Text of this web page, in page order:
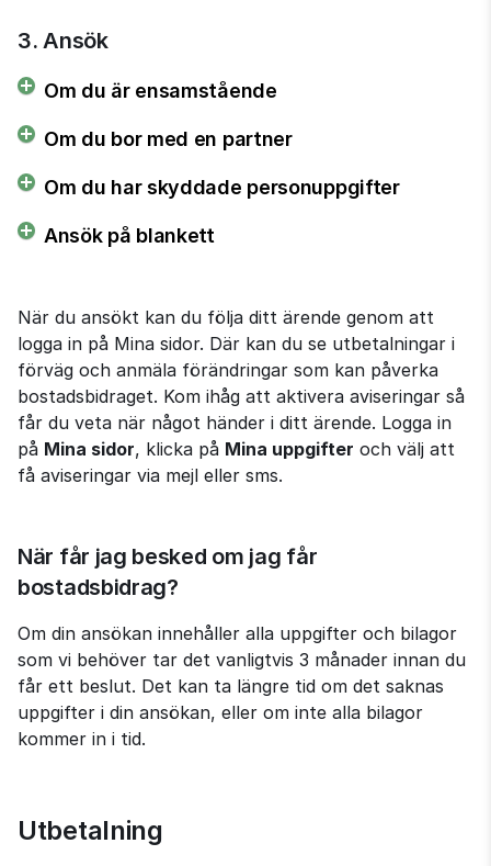
3. Ansök
Om du är ensamstående
Om du bor med en partner
Om du har skyddade personuppgifter
Ansök på blankett
När du ansökt kan du följa ditt ärende genom att
logga in på Mina sidor. Där kan du se utbetalningar i
förväg och anmäla förändringar som kan påverka
bostadsbidraget. Kom ihåg att aktivera aviseringar så
får du veta när något händer i ditt ärende. Logga in
på Mina sidor, klicka på Mina uppgifter och välj att
få aviseringar via mejl eller sms.
När får jag besked om jag får
bostadsbidrag?
Om din ansökan innehåller alla uppgifter och bilagor
som vi behöver tar det vanligtvis 3 månader innan du
får ett beslut. Det kan ta längre tid om det saknas
uppgifter i din ansökan, eller om inte alla bilagor
kommer in i tid.
Utbetalning